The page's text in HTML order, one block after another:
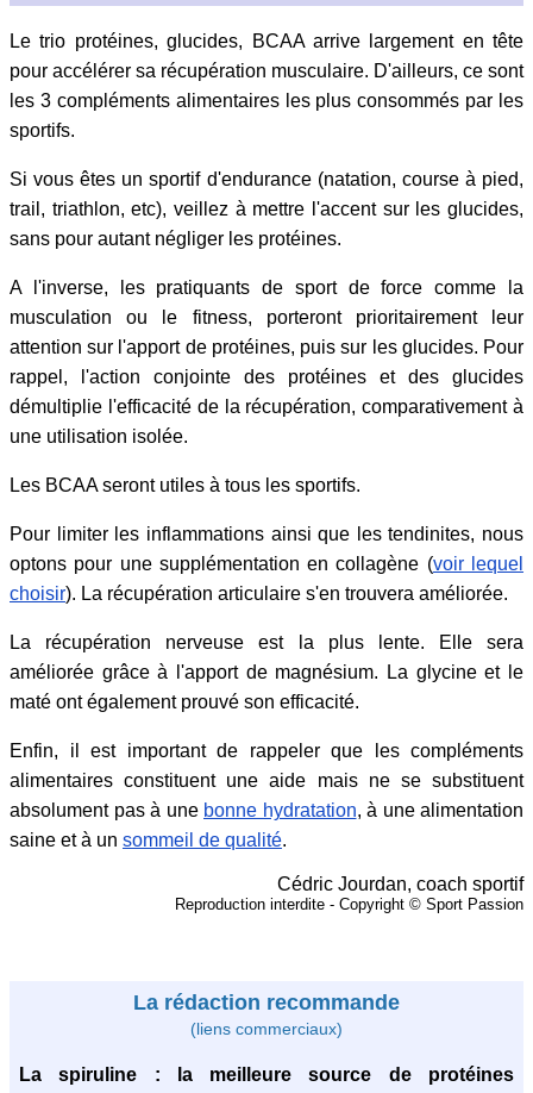
Le trio protéines, glucides, BCAA arrive largement en tête
pour accélérer sa récupération musculaire. D'ailleurs, ce sont
les 3 compléments alimentaires les plus consommés par les
sportifs.
Si vous êtes un sportif d'endurance (natation, course à pied,
trail, triathlon, etc), veillez à mettre l'accent sur les glucides,
sans pour autant négliger les protéines.
A l'inverse, les pratiquants de sport de force comme la
musculation ou le fitness, porteront prioritairement leur
attention sur l'apport de protéines, puis sur les glucides. Pour
rappel, l'action conjointe des protéines et des glucides
démultiplie l'efficacité de la récupération, comparativement à
une utilisation isolée.
Les BCAA seront utiles à tous les sportifs.
Pour limiter les inflammations ainsi que les tendinites, nous
optons pour une supplémentation en collagène (voir lequel
choisir). La récupération articulaire s'en trouvera améliorée.
La récupération nerveuse est la plus lente. Elle sera
améliorée grâce à l'apport de magnésium. La glycine et le
maté ont également prouvé son efficacité.
Enfin, il est important de rappeler que les compléments
alimentaires constituent une aide mais ne se substituent
absolument pas à une bonne hydratation, à une alimentation
saine et à un sommeil de qualité.
Cédric Jourdan, coach sportif
Reproduction interdite - Copyright © Sport Passion
La rédaction recommande
(liens commerciaux)
La spiruline : la meilleure source de protéines